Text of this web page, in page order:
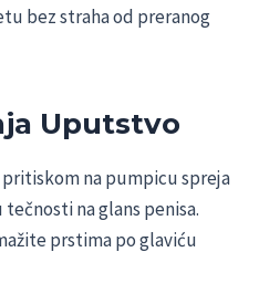
bez straha od preranog
Uputstvo
pritiskom na pumpicu spreja
na glans penisa.
prstima po glaviću